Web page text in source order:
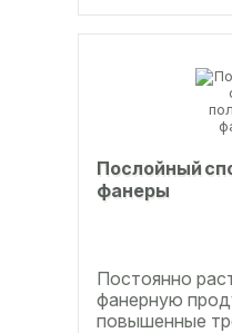
Послойный
фанеры
Постоянно
фанерную
повышенные